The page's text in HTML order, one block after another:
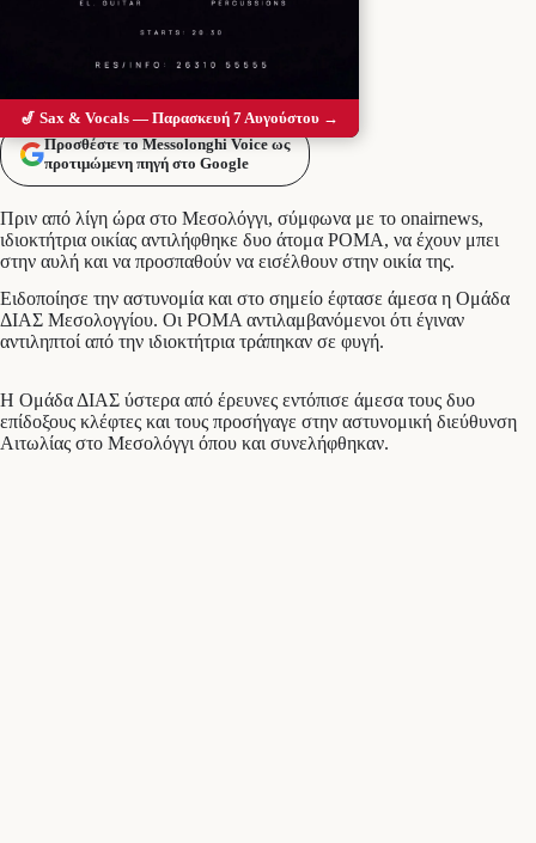
Προσθέστε το Messolonghi Voice ως
προτιμώμενη πηγή στο Google
Πριν από λίγη ώρα στο Μεσολόγγι, σύμφωνα με το onairnews,
ιδιοκτήτρια οικίας αντιλήφθηκε δυο άτομα ΡΟΜΑ, να έχουν μπει
στην αυλή και να προσπαθούν να εισέλθουν στην οικία της.
Ειδοποίησε την αστυνομία και στο σημείο έφτασε άμεσα η Ομάδα
ΔΙΑΣ Μεσολογγίου. Οι ΡΟΜΑ αντιλαμβανόμενοι ότι έγιναν
αντιληπτοί από την ιδιοκτήτρια τράπηκαν σε φυγή.
Η Ομάδα ΔΙΑΣ ύστερα από έρευνες εντόπισε άμεσα τους δυο
επίδοξους κλέφτες και τους προσήγαγε στην αστυνομική διεύθυνση
Αιτωλίας στο Μεσολόγγι όπου και συνελήφθηκαν.
🎷 Sax & Vocals — Παρασκευή 7 Αυγούστου →